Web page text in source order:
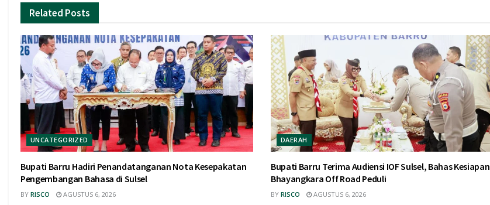
Related Posts
UNCATEGORIZED
Bupati Barru Hadiri Penandatanganan Nota Kesepakatan
Pengembangan Bahasa di Sulsel
BY RISCO AGUSTUS 6, 2026
DAERAH
Bupati Barru Terima Audiensi IOF Sulsel, Bahas Kesiapan
Bhayangkara Off Road Peduli
BY RISCO AGUSTUS 6, 2026